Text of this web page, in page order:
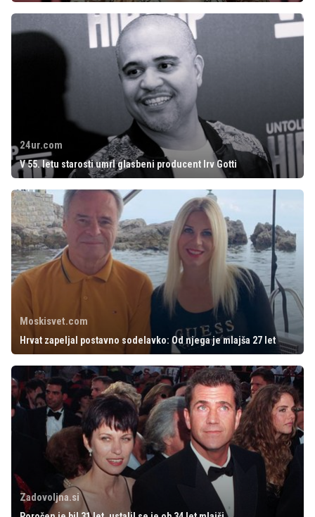
24ur.com
V 55. letu starosti umrl glasbeni producent Irv Gotti
Moskisvet.com
Hrvat zapeljal postavno sodelavko: Od njega je mlajša 27 let
Zadovoljna.si